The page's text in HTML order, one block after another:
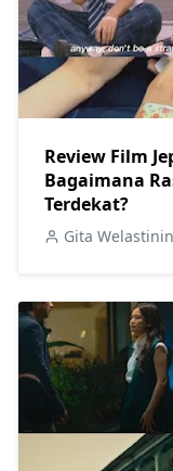
Review Film
Bagaimana
Terdekat?
Gita